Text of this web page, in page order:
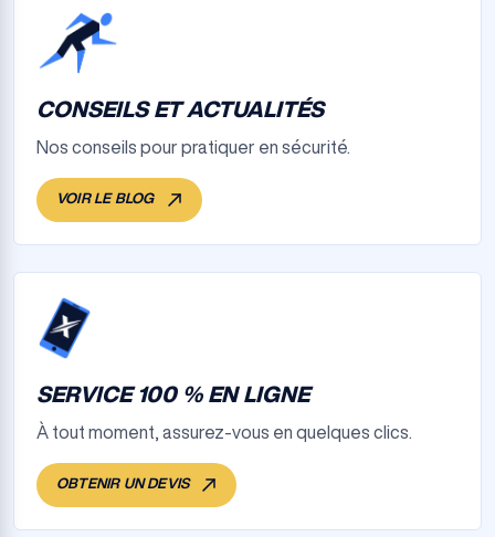
CONSEILS ET ACTUALITÉS
Nos conseils pour pratiquer en sécurité.
VOIR LE BLOG
SERVICE 100 % EN LIGNE
À tout moment, assurez-vous en quelques clics.
OBTENIR UN DEVIS